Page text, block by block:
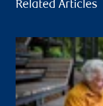
Related Articles